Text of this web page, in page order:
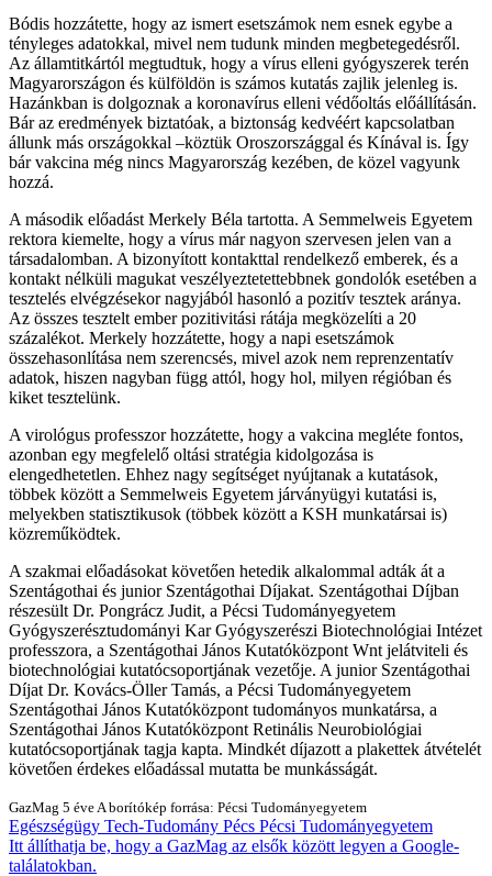
Bódis hozzátette, hogy az ismert esetszámok nem esnek egybe a
tényleges adatokkal, mivel nem tudunk minden megbetegedésről.
Az államtitkártól megtudtuk, hogy a vírus elleni gyógyszerek terén
Magyarországon és külföldön is számos kutatás zajlik jelenleg is.
Hazánkban is dolgoznak a koronavírus elleni védőoltás előállításán.
Bár az eredmények biztatóak, a biztonság kedvéért kapcsolatban
állunk más országokkal –köztük Oroszországgal és Kínával is. Így
bár vakcina még nincs Magyarország kezében, de közel vagyunk
hozzá.
A második előadást Merkely Béla tartotta. A Semmelweis Egyetem
rektora kiemelte, hogy a vírus már nagyon szervesen jelen van a
társadalomban. A bizonyított kontakttal rendelkező emberek, és a
kontakt nélküli magukat veszélyeztetettebbnek gondolók esetében a
tesztelés elvégzésekor nagyjából hasonló a pozitív tesztek aránya.
Az összes tesztelt ember pozitivitási rátája megközelíti a 20
százalékot. Merkely hozzátette, hogy a napi esetszámok
összehasonlítása nem szerencsés, mivel azok nem reprenzentatív
adatok, hiszen nagyban függ attól, hogy hol, milyen régióban és
kiket tesztelünk.
A virológus professzor hozzátette, hogy a vakcina megléte fontos,
azonban egy megfelelő oltási stratégia kidolgozása is
elengedhetetlen. Ehhez nagy segítséget nyújtanak a kutatások,
többek között a Semmelweis Egyetem járványügyi kutatási is,
melyekben statisztikusok (többek között a KSH munkatársai is)
közreműködtek.
A szakmai előadásokat követően hetedik alkalommal adták át a
Szentágothai és junior Szentágothai Díjakat. Szentágothai Díjban
részesült Dr. Pongrácz Judit, a Pécsi Tudományegyetem
Gyógyszerésztudományi Kar Gyógyszerészi Biotechnológiai Intézet
professzora, a Szentágothai János Kutatóközpont Wnt jelátviteli és
biotechnológiai kutatócsoportjának vezetője. A junior Szentágothai
Díjat Dr. Kovács-Öller Tamás, a Pécsi Tudományegyetem
Szentágothai János Kutatóközpont tudományos munkatársa, a
Szentágothai János Kutatóközpont Retinális Neurobiológiai
kutatócsoportjának tagja kapta. Mindkét díjazott a plakettek átvételét
követően érdekes előadással mutatta be munkásságát.
GazMag 5 éve A borítókép forrása: Pécsi Tudományegyetem
Egészségügy Tech-Tudomány Pécs Pécsi Tudományegyetem
Itt állíthatja be, hogy a GazMag az elsők között legyen a Google-
találatokban.